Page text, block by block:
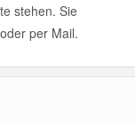
stehen. Sie
per Mail.